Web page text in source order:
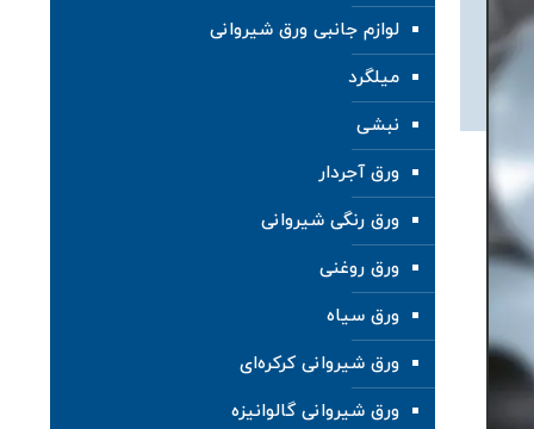
لوازم جانبی ورق شیروانی
میلگرد
نبشی
ورق آجردار
ورق رنگی شیروانی
ورق روغنی
ورق سیاه
ورق شیروانی کرکره‌ای
ورق شیروانی گالوانیزه